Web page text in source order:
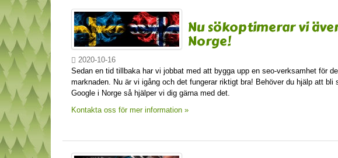
Nu sökoptimerar vi
Norge!
2020-10-16
Sedan en tid tillbaka har vi jobbat med att bygga upp en seo-verksamhet för
marknaden. Nu är vi igång och det fungerar riktigt bra! Behöver du hjälp att bli
Google i Norge så hjälper vi dig gärna med det.
Kontakta oss för mer information »